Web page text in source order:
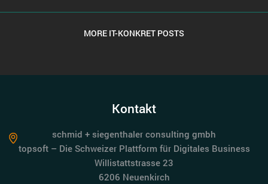
MORE IT-KONKRET POSTS
Kontakt
schmid + siegenthaler consulting gmbh
topsoft – Die Schweizer Plattform für Digitales Business
Willistattstrasse 23
6206 Neuenkirch